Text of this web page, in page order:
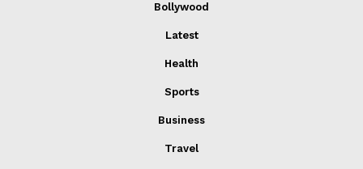
Bollywood
Latest
Health
Sports
Business
Travel